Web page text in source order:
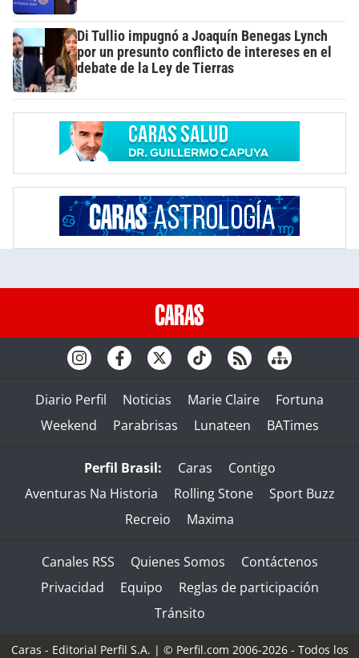
Di Tullio impugnó a Joaquín Benegas Lynch
por un presunto conflicto de intereses en el
debate de la Ley de Tierras
Diario Perfil Noticias Marie Claire
Fortuna
Weekend
Parabrisas Lunateen BATimes
Perfil Brasil: Caras
Contigo
Aventuras Na Historia
Rolling Stone
Sport Buzz
Recreio
Maxima
Canales RSS Quienes Somos
Contáctenos
Privacidad
Equipo
Reglas de participación
Tránsito
Caras - Editorial Perfil S.A. | © Perfil.com 2006-2026 - Todos los